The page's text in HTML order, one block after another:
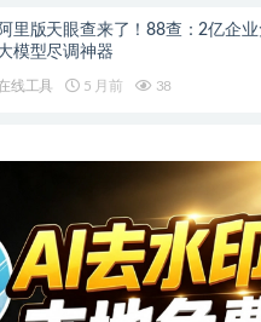
阿里版天眼查来了！88查：2亿企业
模型尽调神器
线工具 5 月前 38